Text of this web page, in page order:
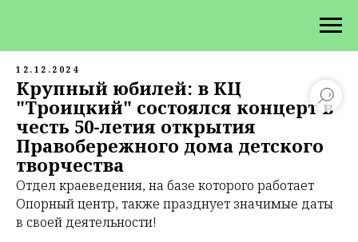
12.12.2024
Крупный юбилей: в КЦ
"Троицкий" состоялся концерт в
честь 50-летия открытия
Правобережного дома детского
творчества
Отдел краеведения, на базе которого работает
Опорный центр, также празднует значимые даты
в своей деятельности!